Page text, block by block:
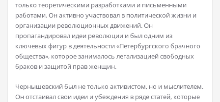
только теоретическими разработками и письменными
работами. Он активно участвовал в политической жизни и
организации революционных движений. Он
пропагандировал идеи революции и был одним из
ключевых фигур в деятельности «Петербургского брачного
общества», которое занималось легализацией свободных
браков и защитой прав женщин.
Чернышевский был не только активистом, но и мыслителем.
Он отстаивал свои идеи и убеждения в ряде статей, которые